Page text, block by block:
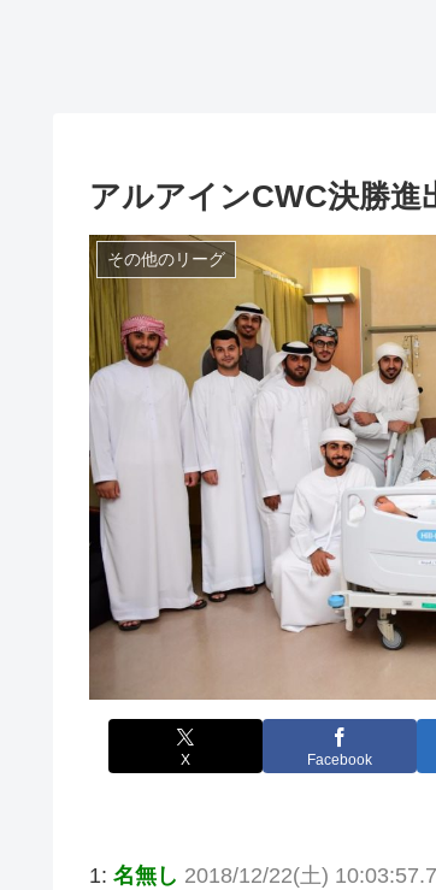
アルアインCWC決勝進
その他のリーグ
X Facebook
1: 名無し 2018/12/22(土)